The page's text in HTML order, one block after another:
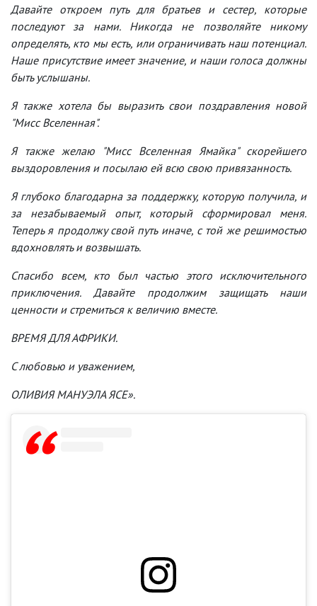
Давайте откроем путь для братьев и сестер, которые
последуют за нами. Никогда не позволяйте никому
определять, кто мы есть, или ограничивать наш потенциал.
Наше присутствие имеет значение, и наши голоса должны
быть услышаны.
Я также хотела бы выразить свои поздравления новой
"Мисс Вселенная".
Я также желаю "Мисс Вселенная Ямайка" скорейшего
выздоровления и посылаю ей всю свою привязанность.
Я глубоко благодарна за поддержку, которую получила, и
за незабываемый опыт, который сформировал меня.
Теперь я продолжу свой путь иначе, с той же решимостью
вдохновлять и возвышать.
Спасибо всем, кто был частью этого исключительного
приключения. Давайте продолжим защищать наши
ценности и стремиться к величию вместе.
ВРЕМЯ ДЛЯ АФРИКИ.
С любовью и уважением,
ОЛИВИЯ МАНУЭЛА ЯСЕ».